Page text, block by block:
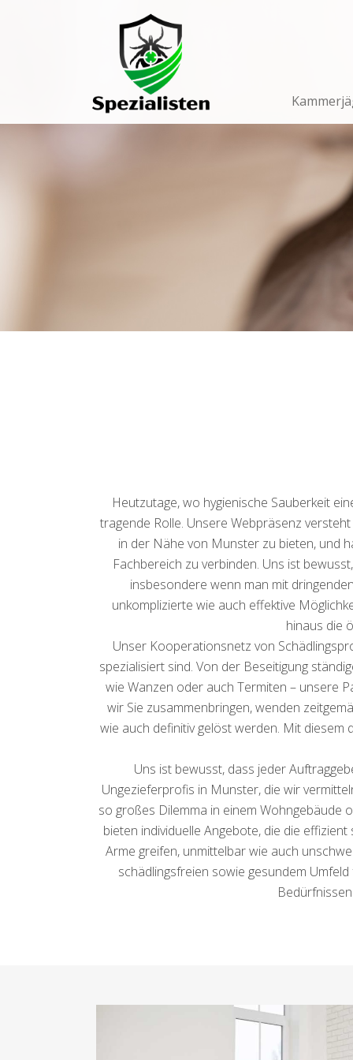
Navigation
Heutzutage, wo hygienische Sauberkeit
tragende Rolle. Unsere Webpräsenz
in der Nähe von Munster zu bieten, und
Fachbereich zu verbinden. Uns ist
insbesondere wenn man mit
unkomplizierte wie auch effektive
hinaus die
Unser Kooperationsnetz von
spezialisiert sind. Von der Beseitigung
wie Wanzen oder auch Termiten – unsere
wir Sie zusammenbringen, wenden
wie auch definitiv gelöst werden. Mit
Uns ist bewusst, dass jeder
Ungezieferprofis in Munster, die wir
so großes Dilemma in einem Wohngebäude
bieten individuelle Angebote, die die
Arme greifen, unmittelbar wie auch
schädlingsfreien sowie gesundem